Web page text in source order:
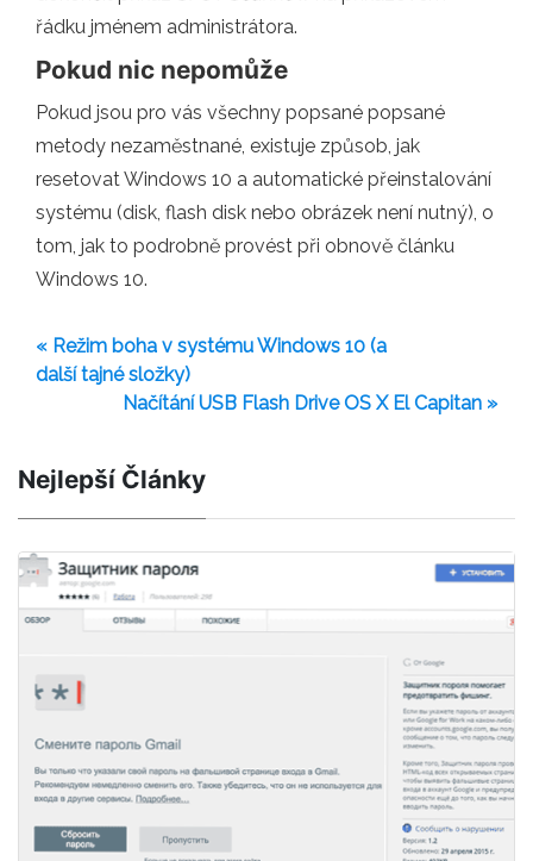
řádku jménem administrátora.
Pokud nic nepomůže
Pokud jsou pro vás všechny popsané popsané
metody nezaměstnané, existuje způsob, jak
resetovat Windows 10 a automatické přeinstalování
systému (disk, flash disk nebo obrázek není nutný), o
tom, jak to podrobně provést při obnově článku
Windows 10.
« Režim boha v systému Windows 10 (a
další tajné složky)
Načítání USB Flash Drive OS X El Capitan »
Nejlepší Články